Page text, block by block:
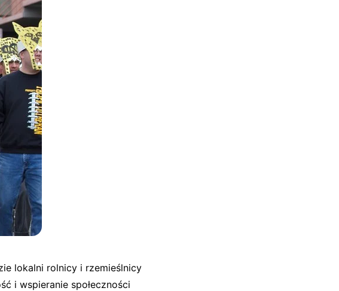
lokalni rolnicy i rzemieślnicy
i wspieranie społeczności